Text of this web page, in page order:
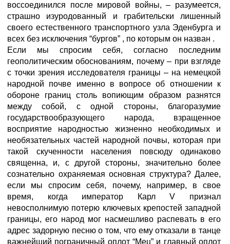
воссоединился после мировой войны, – разумеется,
страшно изуродованный и грабительски лишенный
своего естественного транспортного узла Эденбурга и
всех без исключения “бургов” , по которым он назван .
Если мы спросим себя, согласно последним
геополитическим обоснованиям, почему – при взгляде
с точки зрения исследователя границы – на немецкой
народной почве именно в вопросе об отношении к
обороне границ столь вопиющим образом разнятся
между собой, с одной стороны, благоразумие
государствообразующего народа, взращенное
восприятие народностью жизненно необходимых и
необязательных частей народной почвы, которая при
такой скученности населения повсюду одинаково
священна, и, с другой стороны, значительно более
сознательно охраняемая основная структура? Далее,
если мы спросим себя, почему, например, в свое
время, когда император Карл V признал
невосполнимую потерю ключевых крепостей западной
границы, его народ мог насмешливо распевать в его
адрес задорную песню о том, что ему отказали в танце
важнейший пограничный оплот “Мец” и главный оплот